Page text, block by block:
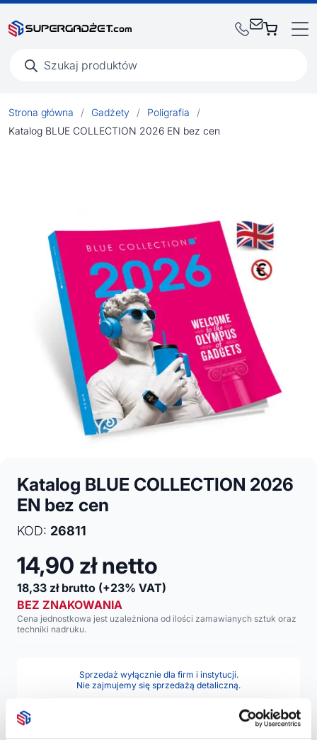
produktów
Strona główna / Gadżety / Poligrafia
/
Katalog BLUE COLLECTION 2026 EN bez cen
Katalog BLUE COLLECTION 2026
EN bez cen
KOD: 26811
14,90 zł netto
18,33 zł brutto (+23% VAT)
BEZ ZNAKOWANIA
Cena jednostkowa jest uzależniona od ilości zamawianych sztuk oraz
techniki nadruku.
Sprzedaż wyłącznie dla firm i instytucji.
Nie zajmujemy się sprzedażą detaliczną.
Dodaj/Zapytaj o wycenę z nadrukiem